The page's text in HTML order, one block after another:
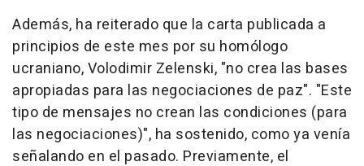
Además, ha reiterado que la carta publicada a
principios de este mes por su homólogo
ucraniano, Volodimir Zelenski, "no crea las bases
apropiadas para las negociaciones de paz". "Este
tipo de mensajes no crean las condiciones (para
las negociaciones)", ha sostenido, como ya venía
señalando en el pasado. Previamente, el